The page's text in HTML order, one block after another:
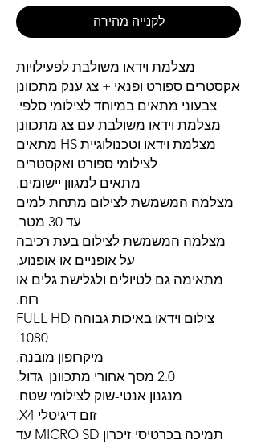
לקנייה מהירה
מצלמת וידאו משולבת לפעילויות
אקסטרים ספורט ופנאי + צג ענק מתכוונן
צבעוני מתאים במיוחד לצילומי סלפי.
מצלמת וידאו משולבת עם צג מתכוונן
מצלמת וידאו וטכנולוגיית HS מתאים
לצילומי ספורט ואקסטרים
מתאים למגוון יישומים.
מצלמה המשמשת לצילום מתחת למים
עד 30 מטר.
מצלמה המשמשת לצילום בעת רכיבה
על אופניים או אופנוע.
מתאימה גם לטיולים ולגלישת גלים או
רוח.
צילום וידאו באיכות גבוהה FULL HD
1080.
מיקרופון מובנה.
2.0 מסך אחורי מתכוונן גדול.
מנגנון אנטי-שוק לצילומי שטח.
זום דיגיטלי X4.
תמיכה בכרטיסי זיכרון MICRO SD עד